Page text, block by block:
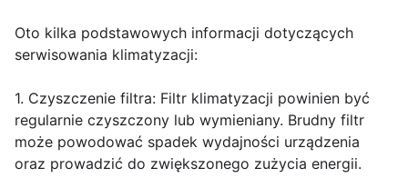
Oto kilka podstawowych informacji dotyczących
serwisowania klimatyzacji:
1. Czyszczenie filtra: Filtr klimatyzacji powinien być
regularnie czyszczony lub wymieniany. Brudny filtr
może powodować spadek wydajności urządzenia
oraz prowadzić do zwiększonego zużycia energii.